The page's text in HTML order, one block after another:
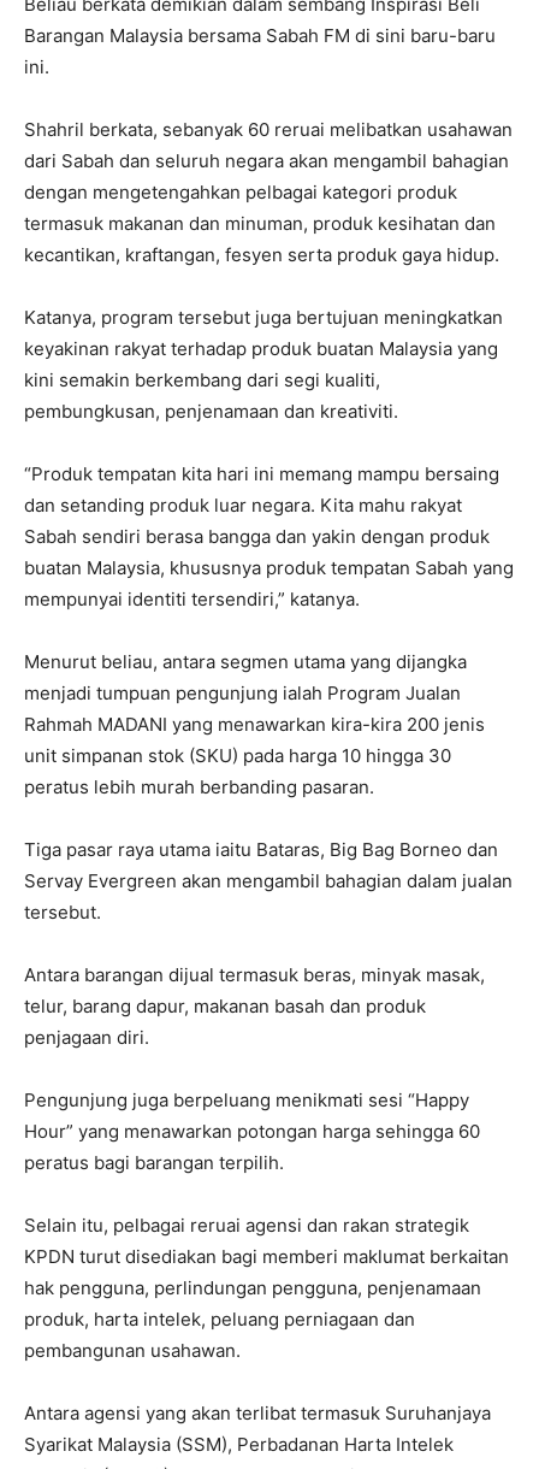
Barangan Malaysia bersama Sabah FM di sini baru-baru
ini.
Shahril berkata, sebanyak 60 reruai melibatkan usahawan
dari Sabah dan seluruh negara akan mengambil bahagian
dengan mengetengahkan pelbagai kategori produk
termasuk makanan dan minuman, produk kesihatan dan
kecantikan, kraftangan, fesyen serta produk gaya hidup.
Katanya, program tersebut juga bertujuan meningkatkan
keyakinan rakyat terhadap produk buatan Malaysia yang
kini semakin berkembang dari segi kualiti,
pembungkusan, penjenamaan dan kreativiti.
“Produk tempatan kita hari ini memang mampu bersaing
dan setanding produk luar negara. Kita mahu rakyat
Sabah sendiri berasa bangga dan yakin dengan produk
buatan Malaysia, khususnya produk tempatan Sabah yang
mempunyai identiti tersendiri,” katanya.
Menurut beliau, antara segmen utama yang dijangka
menjadi tumpuan pengunjung ialah Program Jualan
Rahmah MADANI yang menawarkan kira-kira 200 jenis
unit simpanan stok (SKU) pada harga 10 hingga 30
peratus lebih murah berbanding pasaran.
Tiga pasar raya utama iaitu Bataras, Big Bag Borneo dan
Servay Evergreen akan mengambil bahagian dalam jualan
tersebut.
Antara barangan dijual termasuk beras, minyak masak,
telur, barang dapur, makanan basah dan produk
penjagaan diri.
Pengunjung juga berpeluang menikmati sesi “Happy
Hour” yang menawarkan potongan harga sehingga 60
peratus bagi barangan terpilih.
Selain itu, pelbagai reruai agensi dan rakan strategik
KPDN turut disediakan bagi memberi maklumat berkaitan
hak pengguna, perlindungan pengguna, penjenamaan
produk, harta intelek, peluang perniagaan dan
pembangunan usahawan.
Antara agensi yang akan terlibat termasuk Suruhanjaya
Syarikat Malaysia (SSM), Perbadanan Harta Intelek